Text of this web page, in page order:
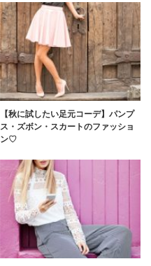
【秋に試したい足元コーデ】パンプ
ス・ズボン・スカートのファッショ
ン♡